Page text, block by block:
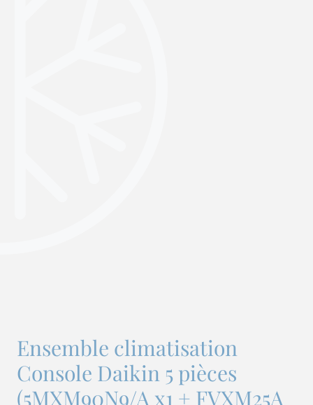
Ensemble climatisation
Console Daikin 5 pièces
(5MXM90N9/A x1 + FVXM25A